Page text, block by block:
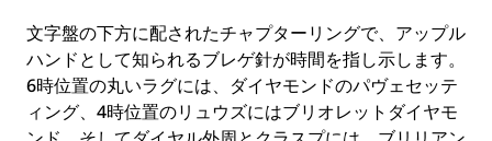
文字盤の下方に配されたチャプターリングで、アップル
ハンドとして知られるブレゲ針が時間を指し示します。
6時位置の丸いラグには、ダイヤモンドのパヴェセッテ
ィング、4時位置のリュウズにはブリオレットダイヤモ